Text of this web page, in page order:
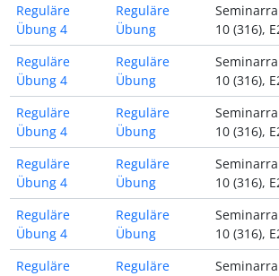
Reguläre
Übung 4
Reguläre
Übung
10 (316),
Reguläre
Übung 4
Reguläre
Übung
10 (316),
Reguläre
Übung 4
Reguläre
Übung
10 (316),
Reguläre
Übung 4
Reguläre
Übung
10 (316),
Reguläre
Übung 4
Reguläre
Übung
10 (316),
Reguläre
Reguläre